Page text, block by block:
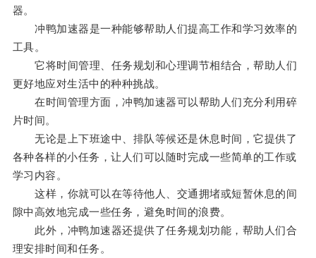
器。
冲鸭加速器是一种能够帮助人们提高工作和学习效率的
工具。
它将时间管理、任务规划和心理调节相结合，帮助人们
更好地应对生活中的种种挑战。
在时间管理方面，冲鸭加速器可以帮助人们充分利用碎
片时间。
无论是上下班途中、排队等候还是休息时间，它提供了
各种各样的小任务，让人们可以随时完成一些简单的工作或
学习内容。
这样，你就可以在等待他人、交通拥堵或短暂休息的间
隙中高效地完成一些任务，避免时间的浪费。
此外，冲鸭加速器还提供了任务规划功能，帮助人们合
理安排时间和任务。